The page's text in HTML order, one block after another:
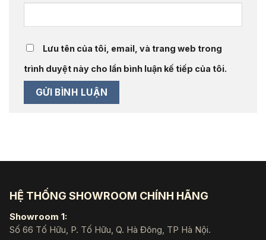
Lưu tên của tôi, email, và trang web trong
trình duyệt này cho lần bình luận kế tiếp của tôi.
HỆ THỐNG SHOWROOM CHÍNH HÃNG
Showroom 1:
Số 66 Tố Hữu, P. Tố Hữu, Q. Hà Đông, TP Hà Nội.